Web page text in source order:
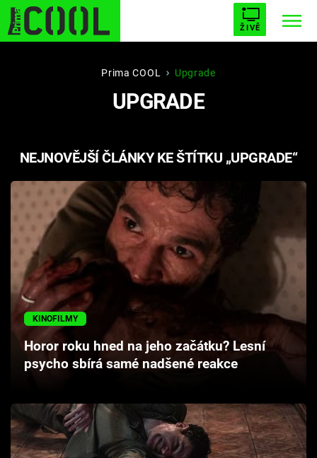
ŽIVĚ
STARHOUSE BUFFY, PŘEMOŽITELKA UPÍRŮ
AVENGERS 5
Témata
Filmy
Seriály
Hry
Cool Esport
Pořady
TV Program
Sledujte prima+
Prima COOL Upgrade
UPGRADE
NEJNOVĚJŠÍ ČLÁNKY KE ŠTÍTKU „UPGRADE“
KINOFILMY
Horor roku hned na jeho začátku? Lesní
psycho sbírá samé nadšené reakce